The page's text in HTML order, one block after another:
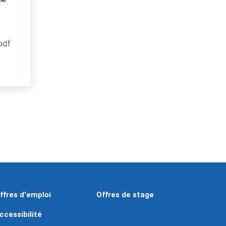
d'emploi Offres de stage